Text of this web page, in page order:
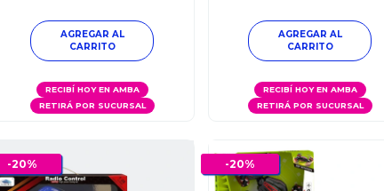
RECIBÍ HOY EN AMBA
RETIRÁ POR SUCURSAL
RECIBÍ HOY EN AMBA
RETIRÁ POR SUCURSAL
-20% -20%